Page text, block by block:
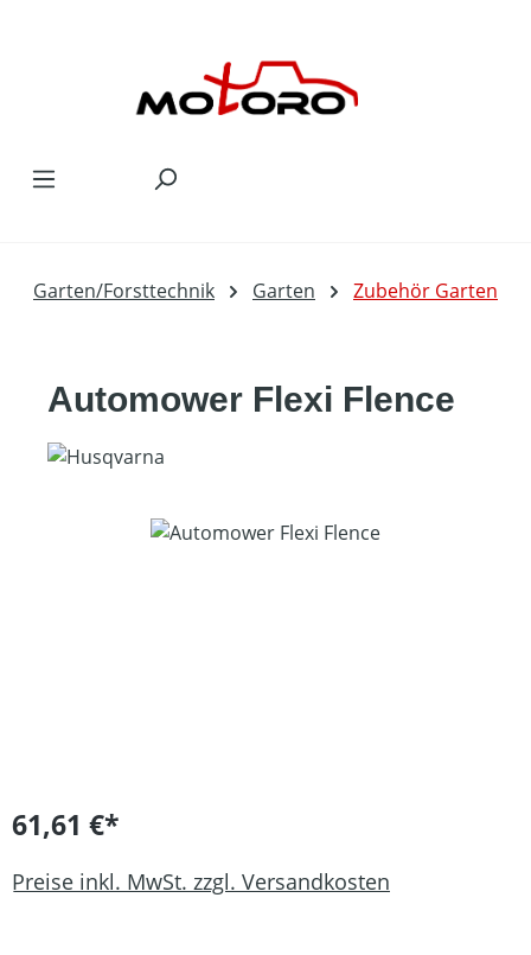
Garten/Forsttechnik Garten Zubehör Garten
Automower Flexi Flence
Bildergalerie überspringen
61,61 €*
Preise inkl. MwSt. zzgl. Versandkosten